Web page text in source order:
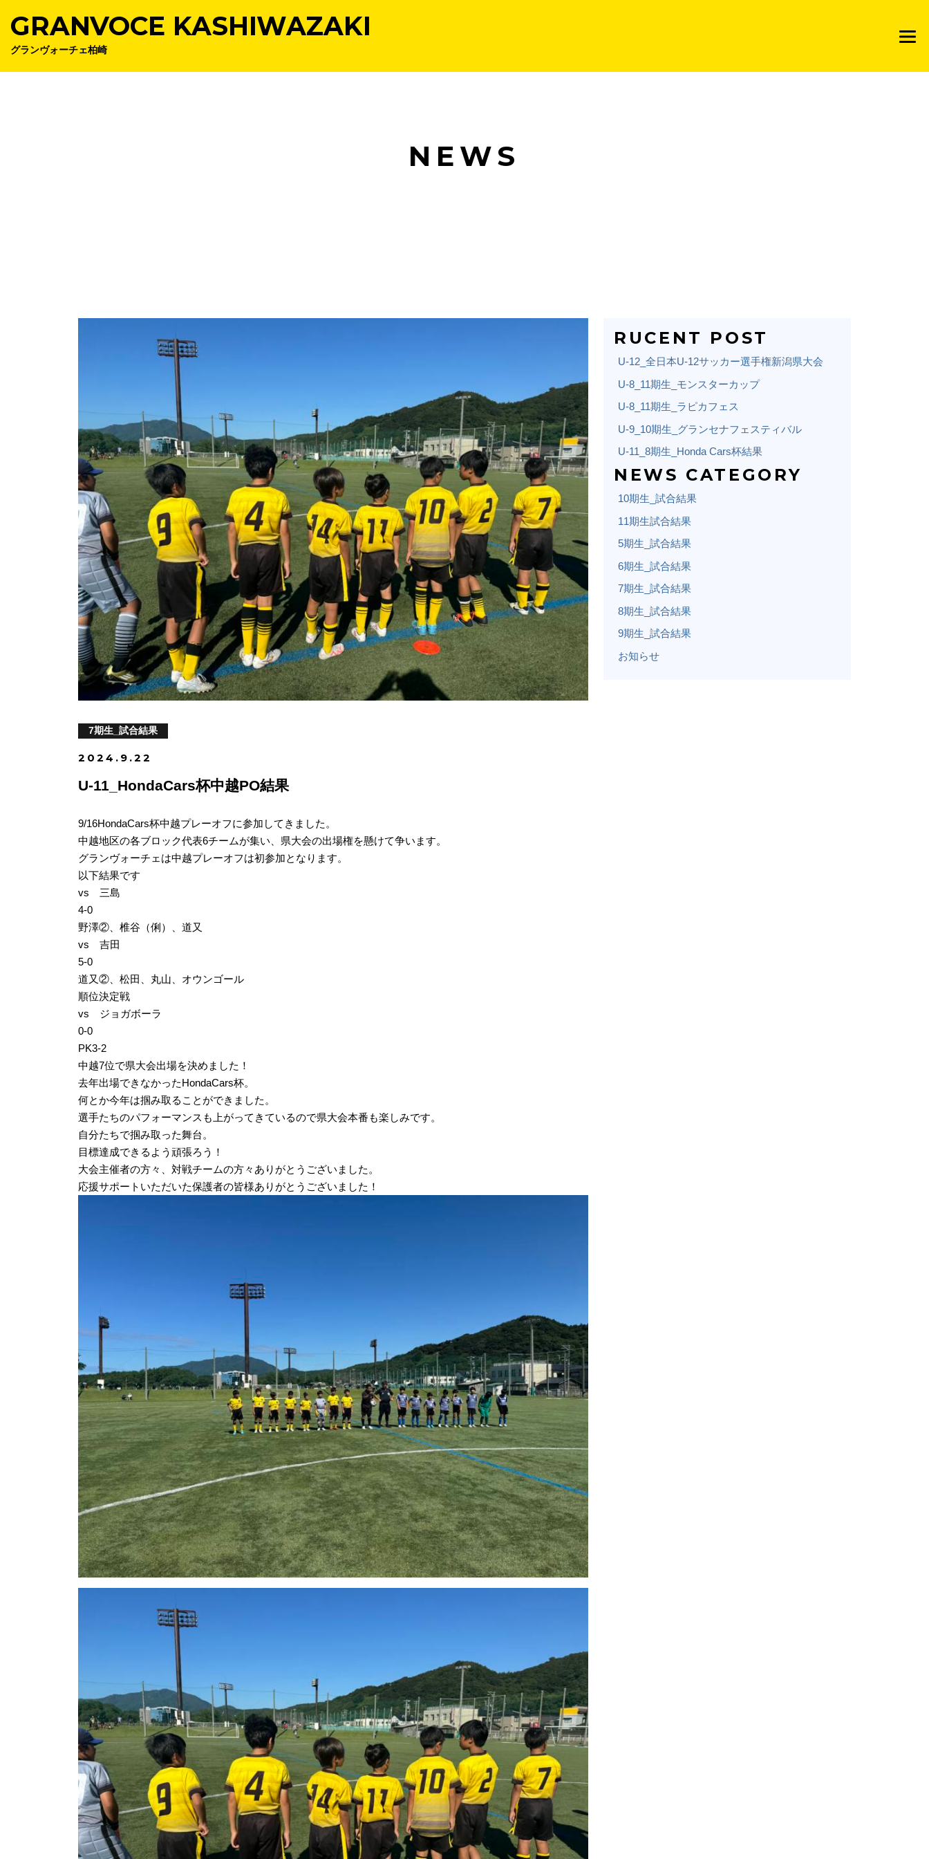
GRANVOCE KASHIWAZAKI
グランヴォーチェ柏崎
NEWS
7期生_試合結果
2024.9.22
U-11_HondaCars杯中越PO結果
9/16HondaCars杯中越プレーオフに参加してきました。
中越地区の各ブロック代表6チームが集い、県大会の出場権を懸けて争います。
グランヴォーチェは中越プレーオフは初参加となります。
以下結果です
vs 三島
4‐0
野澤②、椎谷（俐）、道又
vs 吉田
5‐0
道又②、松田、丸山、オウンゴール
順位決定戦
vs ジョガボーラ
0‐0
PK3-2
中越7位で県大会出場を決めました！
去年出場できなかったHondaCars杯。
何とか今年は掴み取ることができました。
選手たちのパフォーマンスも上がってきているので県大会本番も楽しみです。
自分たちで掴み取った舞台。
目標達成できるよう頑張ろう！
大会主催者の方々、対戦チームの方々ありがとうございました。
応援サポートいただいた保護者の皆様ありがとうございました！
RUCENT POST
U-12_全日本U-12サッカー選手権新潟県大会
U-8_11期生_モンスターカップ
U-8_11期生_ラピカフェス
U-9_10期生_グランセナフェスティバル
U-11_8期生_Honda Cars杯結果
NEWS CATEGORY
10期生_試合結果
11期生試合結果
5期生_試合結果
6期生_試合結果
7期生_試合結果
8期生_試合結果
9期生_試合結果
お知らせ